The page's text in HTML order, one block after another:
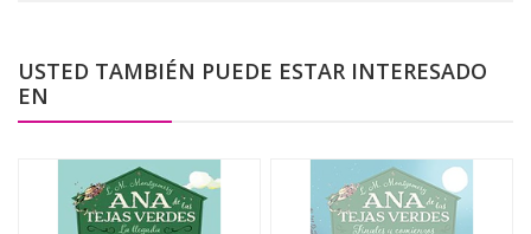
USTED TAMBIÉN PUEDE ESTAR INTERESADO
EN